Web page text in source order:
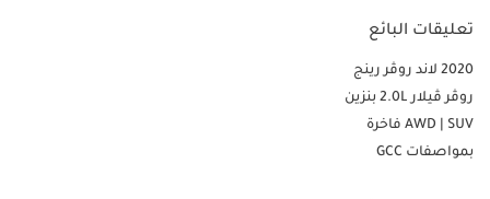
تعليقات البائع
2020 لاند روڤر رينج
روڤر ڤيلار 2.0L بنزين
AWD | SUV فاخرة
بمواصفات GCC
كيلومتر في دول مجلس التعاون الخليجي. ومع ذلك، يشير هذا المستوى
التنقل اليومي بين دبي وأبوظبي، مما يقلل من تآكل ناقل الحركة والفرامل
مقارنةً بحركة المرور المتقطعة داخل المدن. تُعدّ مواصفات دول مجلس
التعاون الخليجي ميزةً كبيرةً هنا، إذ تضمن تحسين أداء المبرد ومكثفات